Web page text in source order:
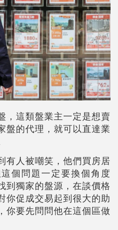
，這類盤業主一定是想賣
盤的代理，就可以直達業
有人被嘲笑，他們買房居
個問題一定要換個角度
到獨家的盤源，在談價格
你促成交易起到很大的助
你要先問問他在這個區做